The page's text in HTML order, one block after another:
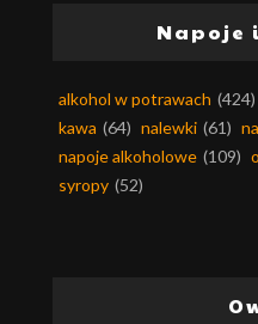
Napoje
alkohol w potrawach (424)
kawa (64) nalewki (61)
napoje alkoholowe (109)
syropy (52)